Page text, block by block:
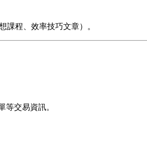
課程、效率技巧文章）。
等交易資訊。